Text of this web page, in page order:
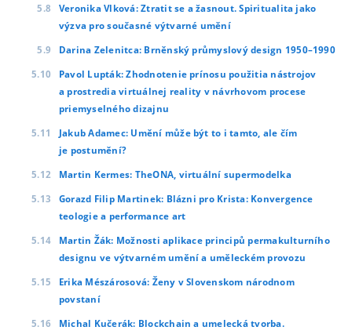
Veronika Vlková: Ztratit se a žasnout. Spiritualita jako
výzva pro současné výtvarné umění
Darina Zelenitca: Brněnský průmyslový design 1950–1990
Pavol Lupták: Zhodnotenie prínosu použitia nástrojov
a prostredia virtuálnej reality v návrhovom procese
priemyselného dizajnu
Jakub Adamec: Umění může být to i tamto, ale čím
je postumění?
Martin Kermes: TheONA, virtuální supermodelka
Gorazd Filip Martinek: Blázni pro Krista: Konvergence
teologie a performance art
Martin Žák: Možnosti aplikace principů permakulturního
designu ve výtvarném umění a uměleckém provozu
Erika Mészárosová: Ženy v Slovenskom národnom
povstaní
Michal Kučerák: Blockchain a umelecká tvorba.